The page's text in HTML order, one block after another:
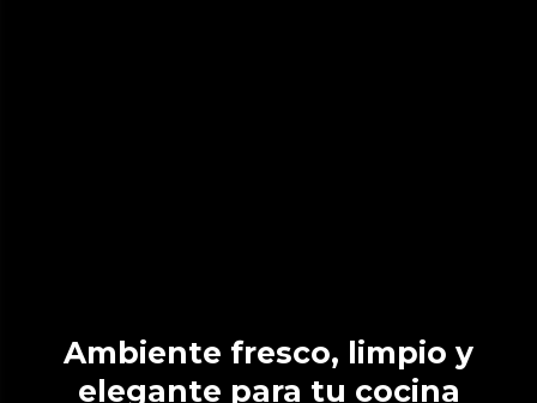
Ambiente fresco, limpio y
elegante para tu cocina